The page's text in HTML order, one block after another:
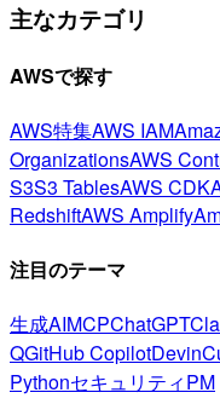
主なカテゴリ
AWSで探す
AWS特集AWS IAM
OrganizationsAWS
S3S3 TablesAWS CDK
RedshiftAWS Amplify
注目のテーマ
生成AIMCPChatGPT
QGitHub CopilotDevin
PythonセキュリティPM